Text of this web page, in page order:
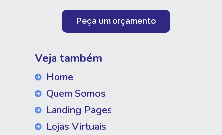
Peça um orçamento
Veja também
Home
Quem Somos
Landing Pages
Lojas Virtuais